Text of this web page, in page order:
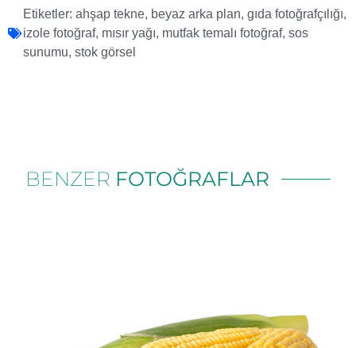
Etiketler: ahşap tekne, beyaz arka plan, gıda fotoğrafçılığı,
izole fotoğraf, mısır yağı, mutfak temalı fotoğraf, sos
sunumu, stok görsel
BENZER FOTOĞRAFLAR